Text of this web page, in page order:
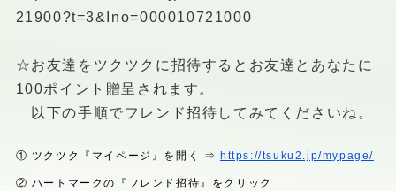
21900?t=3&Ino=000010721000
☆お友達をツクツクに招待するとお友達とあなたに
100ポイント贈呈されます。
以下の手順でフレンド招待してみてくださいね。
① ツクツク『マイページ』を開く ⇒ https://tsuku2.jp/mypage/
② ハートマークの『フレンド招待』をクリック